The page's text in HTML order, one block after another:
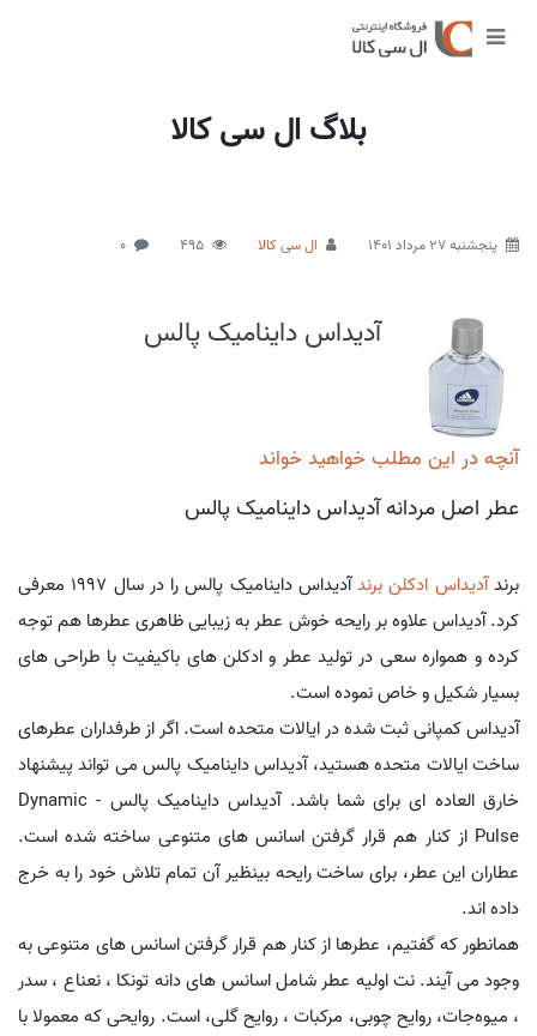
بلاگ ال سی کالا
پنجشنبه 27 مرداد 1401 ال سی کالا 495
0
آدیداس داینامیک پالس
آنچه در این مطلب خواهید خواند
عطر اصل مردانه آدیداس داینامیک پالس
برندآدیداس ادکلن برند
آدیداس داینامیک پالس را در سال 1997 معرفی
کرد. آدیداس علاوه بر رایحه خوش عطر به زیبایی ظاهری عطرها هم توجه
کرده و همواره سعی در تولید عطر و ادکلن های باکیفیت با طراحی های
بسیار شکیل و خاص نموده است.
آدیداس کمپانی ثبت شده در ایالات متحده است. اگر از طرفداران عطرهای
ساخت ایالات متحده هستید، آدیداس داینامیک پالس می تواند پیشنهاد
خارق العاده ای برای شما باشد. آدیداس داینامیک پالس - Dynamic
Pulse از کنار هم قرار گرفتن اسانس های متنوعی ساخته شده است.
عطاران این عطر، برای ساخت رایحه بینظیر آن تمام تلاش خود را به خرج
داده اند.
همانطور که گفتیم، عطرها از کنار هم قرار گرفتن اسانس های متنوعی به
وجود می آیند. نت اولیه عطر شامل اسانس های دانه تونکا ، نعناع ، سدر
، میوه‌جات، روایح چوبی، مرکبات ، روایح گلی، است. روایحی که معمولا با